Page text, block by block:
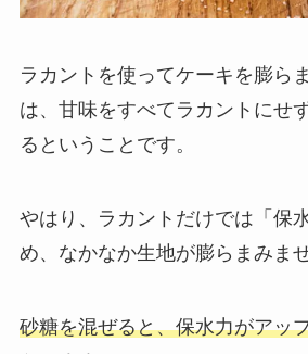
ラカントを使ってケーキを膨ら
は、甘味をすべてラカントにせ
るということです。
やはり、ラカントだけでは「保
め、なかなか生地が膨らまみませ
砂糖を混ぜると、保水力がアッ